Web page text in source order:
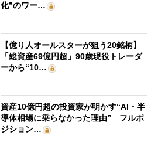
化”のワー…
【億り人オールスターが狙う20銘柄】
「総資産69億円超」90歳現役トレーダ
ーから“10…
資産10億円超の投資家が明かす“AI・半
導体相場に乗らなかった理由” フルポ
ジション…